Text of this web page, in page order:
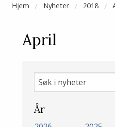
Hjem Nyheter 2018
April
Søk
i
nyheter
År